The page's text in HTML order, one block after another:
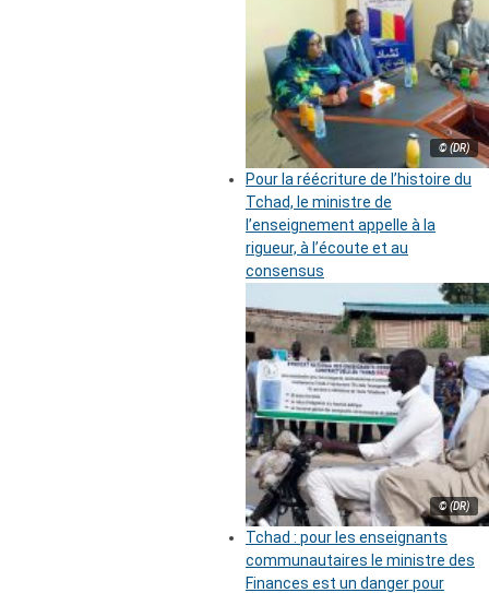
© (DR)
Pour la réécriture de l’histoire du
Tchad, le ministre de
l’enseignement appelle à la
rigueur, à l’écoute et au
consensus
© (DR)
Tchad : pour les enseignants
communautaires le ministre des
Finances est un danger pour